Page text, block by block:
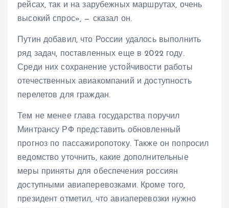
рейсах, так и на зарубежных маршрутах, очень
высокий спрос», — сказал он.
Путин добавил, что России удалось выполнить
ряд задач, поставленных еще в 2022 году.
Среди них сохранение устойчивости работы
отечественных авиакомпаний и доступность
перелетов для граждан.
Тем не менее глава государства поручил
Минтрансу РФ представить обновленный
прогноз по пассажиропотоку. Также он попросил
ведомство уточнить, какие дополнительные
меры приняты для обеспечения россиян
доступными авиаперевозками. Кроме того,
президент отметил, что авиаперевозки нужно